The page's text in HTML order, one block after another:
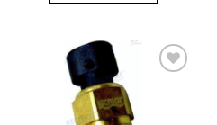
AJOUTER
LISTE